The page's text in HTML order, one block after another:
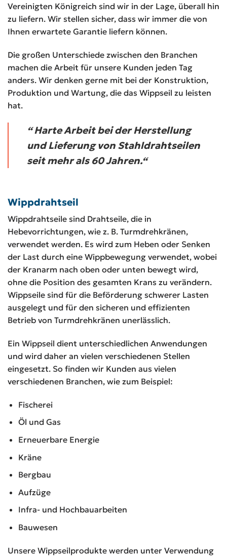
Vereinigten Königreich sind wir in der Lage, überall hin
zu liefern. Wir stellen sicher, dass wir immer die von
Ihnen erwartete Garantie liefern können.
Die großen Unterschiede zwischen den Branchen
machen die Arbeit für unsere Kunden jeden Tag
anders. Wir denken gerne mit bei der Konstruktion,
Produktion und Wartung, die das Wippseil zu leisten
hat.
“ Harte Arbeit bei der Herstellung
und Lieferung von Stahldrahtseilen
seit mehr als 60 Jahren.“
Wippdrahtseil
Wippdrahtseile sind Drahtseile, die in
Hebevorrichtungen, wie z. B. Turmdrehkränen,
verwendet werden. Es wird zum Heben oder Senken
der Last durch eine Wippbewegung verwendet, wobei
der Kranarm nach oben oder unten bewegt wird,
ohne die Position des gesamten Krans zu verändern.
Wippseile sind für die Beförderung schwerer Lasten
ausgelegt und für den sicheren und effizienten
Betrieb von Turmdrehkränen unerlässlich.
Ein Wippseil dient unterschiedlichen Anwendungen
und wird daher an vielen verschiedenen Stellen
eingesetzt. So finden wir Kunden aus vielen
verschiedenen Branchen, wie zum Beispiel:
Fischerei
Öl und Gas
Erneuerbare Energie
Kräne
Bergbau
Aufzüge
Infra- und Hochbauarbeiten
Bauwesen
Unsere Wippseilprodukte werden unter Verwendung